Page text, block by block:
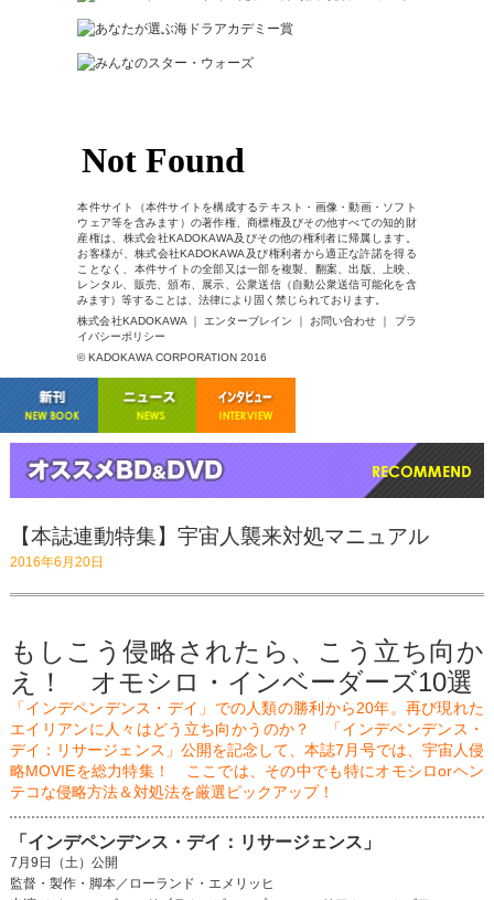
本件サイト（本件サイトを構成するテキスト・画像・動画・ソフト
ウェア等を含みます）の著作権、商標権及びその他すべての知的財
産権は、株式会社KADOKAWA及びその他の権利者に帰属します。
お客様が、株式会社KADOKAWA及び権利者から適正な許諾を得る
ことなく、本件サイトの全部又は一部を複製、翻案、出版、上映、
レンタル、販売、頒布、展示、公衆送信（自動公衆送信可能化を含
みます）等することは、法律により固く禁じられております。
株式会社KADOKAWA ｜ エンターブレイン ｜ お問い合わせ ｜ プラ
イバシーポリシー
© KADOKAWA CORPORATION 2016
【本誌連動特集】宇宙人襲来対処マニュアル
2016年6月20日
もしこう侵略されたら、こう立ち向か
え！ オモシロ・インベーダーズ10選
「インデペンデンス・デイ」での人類の勝利から20年。再び現れた
エイリアンに人々はどう立ち向かうのか？ 「インデペンデンス・
デイ：リサージェンス」公開を記念して、本誌7月号では、宇宙人侵
略MOVIEを総力特集！ ここでは、その中でも特にオモシロorヘン
テコな侵略方法＆対処法を厳選ピックアップ！
「インデペンデンス・デイ：リサージェンス」
7月9日（土）公開
監督・製作・脚本／ローランド・エメリッヒ